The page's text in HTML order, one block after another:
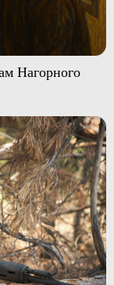
Нагорного